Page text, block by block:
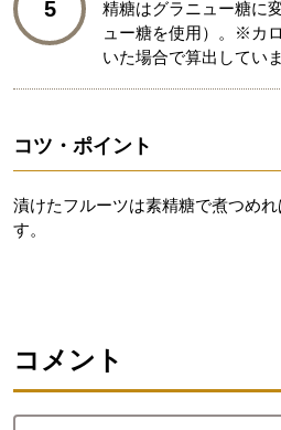
5
精糖はグラニュー糖に
ュー糖を使用）。※カ
いた場合で算出してい
コツ・ポイント
漬けたフルーツは素精糖で煮つめ
す。
コメント